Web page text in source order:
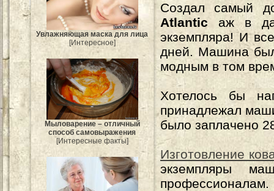
Увлажняющая маска для лица
[Интересное]
Мыловарение – отличный
способ самовыражения
[Интересные факты]
Создал самый
Atlantic аж в
экземпляра! И
дней. Машина
модным в том
Хотелось бы
принадлежал
было заплачено
Изготовление
экземпляры
профессионалам.